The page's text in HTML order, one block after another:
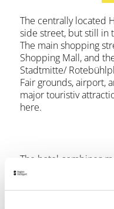
The centrally located
side street, but still in
The main shopping
Shopping Mall, and
Stadtmitte/
Fair grounds, airport,
major touristiv
here.
The hotel combines
living atmosphere in